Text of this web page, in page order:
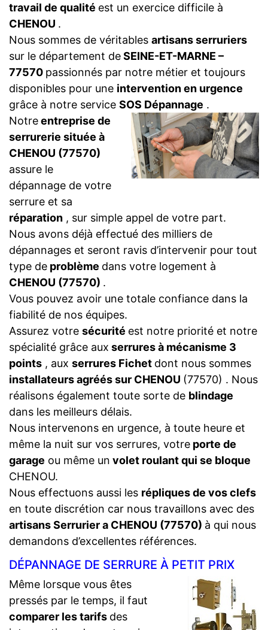
travail de qualité est un exercice difficile à
CHENOU .
Nous sommes de véritables artisans serruriers
sur le département deSEINE-ET-MARNE –
77570 passionnés par notre métier et toujours
disponibles pour une intervention en urgence
grâce à notre service SOS Dépannage .
Notreentreprise de
serrurerie située à
CHENOU (77570)
assure le
dépannage de votre
serrure et sa
réparation , sur simple appel de votre part.
Nous avons déjà effectué des milliers de
dépannages et seront ravis d’intervenir pour tout
type de problème dans votre logement à
CHENOU (77570) .
Vous pouvez avoir une totale confiance dans la
fiabilité de nos équipes.
Assurez votre sécurité est notre priorité et notre
spécialité grâce aux serrures à mécanisme 3
points , aux serrures Fichet dont nous sommes
installateurs agréés sur CHENOU (77570) . Nous
réalisons également toute sorte de blindage
dans les meilleurs délais.
Nous intervenons en urgence, à toute heure et
même la nuit sur vos serrures, votre porte de
garage ou même un volet roulant qui se bloque
CHENOU.
Nous effectuons aussi les répliques de vos clefs
en toute discrétion car nous travaillons avec des
artisans Serrurier a CHENOU (77570) à qui nous
demandons d’excellentes références.
DÉPANNAGE DE SERRURE À PETIT PRIX
Même lorsque vous êtes
pressés par le temps, il faut
comparer les tarifs des